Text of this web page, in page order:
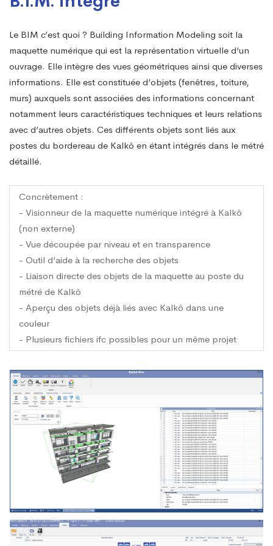
Le BIM c’est quoi ? Building Information Modeling soit la
maquette numérique qui est la représentation virtuelle d’un
ouvrage. Elle intègre des vues géométriques ainsi que diverses
informations. Elle est constituée d’objets (fenêtres, toiture,
murs) auxquels sont associées des informations concernant
notamment leurs caractéristiques techniques et leurs relations
avec d’autres objets. Ces différents objets sont liés aux
postes du bordereau de Kalkô en étant intégrés dans le métré
détaillé.
Concrètement :
- Visionneur de la maquette numérique intégré à Kalkô
(non externe)
- Vue découpée par niveau et en transparence
- Outil d’aide à la recherche des objets
- Liaison directe des objets de la maquette au poste du
métré de Kalkô
- Aperçu des objets déjà liés avec Kalkô dans une
couleur
- Plusieurs fichiers ifc possibles pour un même projet